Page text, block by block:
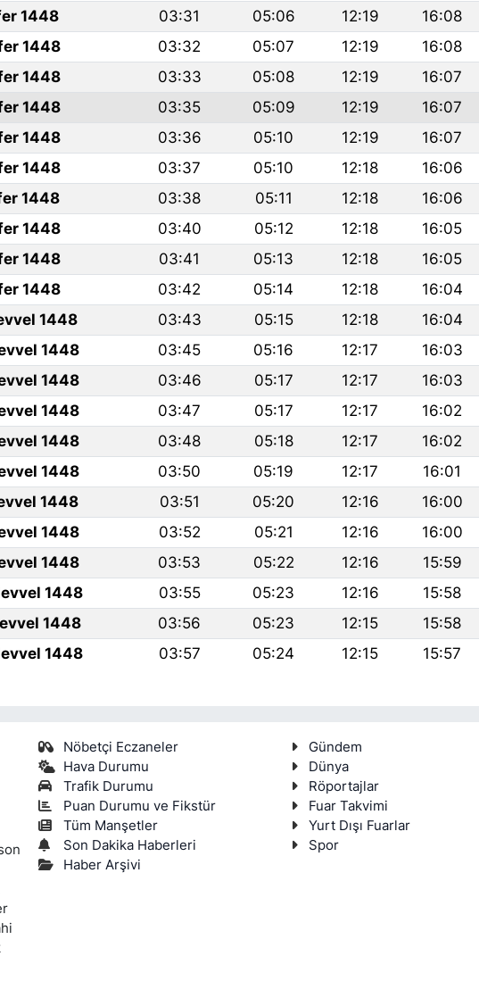
1448 03:31 05:06 12:19 16:08
1448 03:32 05:07 12:19 16:08
1448 03:33 05:08 12:19 16:07
1448 03:35 05:09 12:19 16:07
1448 03:36 05:10 12:19 16:07
1448 03:37 05:10 12:18 16:06
1448 03:38 05:11 12:18 16:06
1448 03:40 05:12 12:18 16:05
1448 03:41 05:13 12:18 16:05
1448 03:42 05:14 12:18 16:04
1448 03:43 05:15 12:18 16:04
1448 03:45 05:16 12:17 16:03
1448 03:46 05:17 12:17 16:03
1448 03:47 05:17 12:17 16:02
1448 03:48 05:18 12:17 16:02
1448 03:50 05:19 12:17 16:01
1448 03:51 05:20 12:16 16:00
1448 03:52 05:21 12:16 16:00
1448 03:53 05:22 12:16 15:59
1448 03:55 05:23 12:16 15:58
1448 03:56 05:23 12:15 15:58
1448 03:57 05:24 12:15 15:57
Nöbetçi Eczaneler
Hava Durumu
Trafik Durumu
Puan Durumu ve Fikstür
Tüm Manşetler
Son Dakika Haberleri
Haber Arşivi
Gündem
Dünya
Röportajlar
Fuar Takvimi
Yurt Dışı Fuarlar
Spor